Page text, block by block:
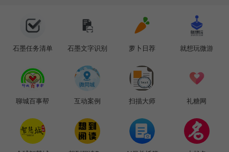
石墨任务清单 石墨文字识别 萝卜日荐 就想玩微游
聊城百事帮 互动案例 扫描大师 礼糖网